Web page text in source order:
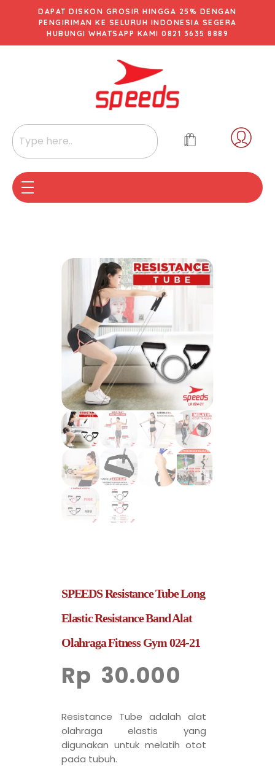
DAPAT DISKON GROSIR HINGGA 25% DENGAN
PENGIRIMAN KE SELURUH INDONESIA SEGERA
HUBUNGI WHATSAPP KAMI 0821 3635 8889
SPEEDS Resistance Tube Long
Elastic Resistance Band Alat
Olahraga Fitness Gym 024-21
Rp 30.000
Resistance Tube adalah alat
olahraga elastis yang
digunakan untuk melatih otot
pada tubuh.